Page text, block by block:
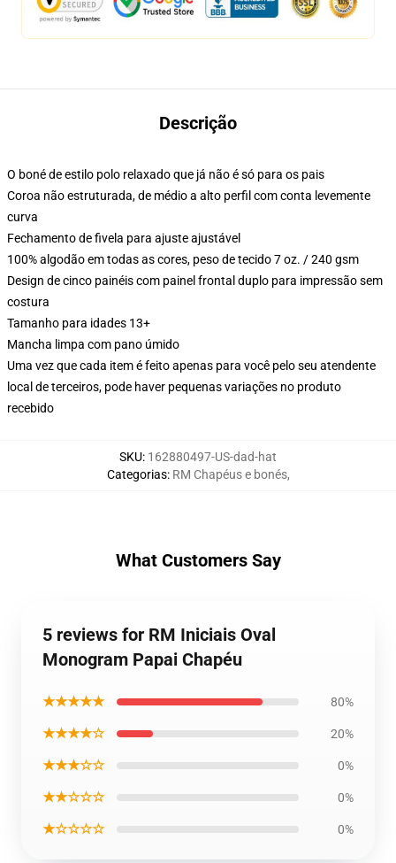
Descrição
O boné de estilo polo relaxado que já não é só para os pais
Coroa não estruturada, de médio a alto perfil com conta levemente
curva
Fechamento de fivela para ajuste ajustável
100% algodão em todas as cores, peso de tecido 7 oz. / 240 gsm
Design de cinco painéis com painel frontal duplo para impressão sem
costura
Tamanho para idades 13+
Mancha limpa com pano úmido
Uma vez que cada item é feito apenas para você pelo seu atendente
local de terceiros, pode haver pequenas variações no produto
recebido
SKU: 162880497-US-dad-hat
Categorias: RM Chapéus e bonés,
What Customers Say
5 reviews for RM Iniciais Oval
Monogram Papai Chapéu
★★★★★ 80%
★★★★☆ 20%
★★★☆☆ 0%
★★☆☆☆ 0%
★☆☆☆☆ 0%